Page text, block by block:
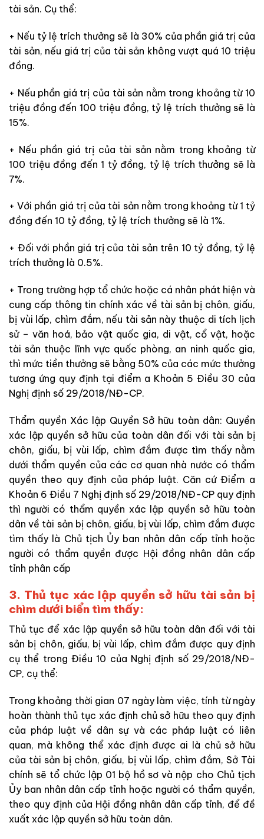
tài sản. Cụ thể:
+ Nếu tỷ lệ trích thưởng sẽ là 30% của phần giá trị của
tài sản, nếu giá trị của tài sản không vượt quá 10 triệu
đồng.
+ Nếu phần giá trị của tài sản nằm trong khoảng từ 10
triệu đồng đến 100 triệu đồng, tỷ lệ trích thưởng sẽ là
15%.
+ Nếu phần giá trị của tài sản nằm trong khoảng từ
100 triệu đồng đến 1 tỷ đồng, tỷ lệ trích thưởng sẽ là
7%.
+ Với phần giá trị của tài sản nằm trong khoảng từ 1 tỷ
đồng đến 10 tỷ đồng, tỷ lệ trích thưởng sẽ là 1%.
+ Đối với phần giá trị của tài sản trên 10 tỷ đồng, tỷ lệ
trích thưởng là 0.5%.
+ Trong trường hợp tổ chức hoặc cá nhân phát hiện và
cung cấp thông tin chính xác về tài sản bị chôn, giấu,
bị vùi lấp, chìm đắm, nếu tài sản này thuộc di tích lịch
sử – văn hoá, bảo vật quốc gia, di vật, cổ vật, hoặc
tài sản thuộc lĩnh vực quốc phòng, an ninh quốc gia,
thì mức tiền thưởng sẽ bằng 50% của các mức thưởng
tương ứng quy định tại điểm a Khoản 5 Điều 30 của
Nghị định số 29/2018/NĐ-CP.
Thẩm quyền Xác lập Quyền Sở hữu toàn dân: Quyền
xác lập quyền sở hữu của toàn dân đối với tài sản bị
chôn, giấu, bị vùi lấp, chìm đắm được tìm thấy nằm
dưới thẩm quyền của các cơ quan nhà nước có thẩm
quyền theo quy định của pháp luật. Căn cứ Điểm a
Khoản 6 Điều 7 Nghị định số 29/2018/NĐ-CP quy định
thì người có thẩm quyền xác lập quyền sở hữu toàn
dân về tài sản bị chôn, giấu, bị vùi lấp, chìm đắm được
tìm thấy là Chủ tịch Ủy ban nhân dân cấp tỉnh hoặc
người có thẩm quyền được Hội đồng nhân dân cấp
tỉnh phân cấp
3. Thủ tục xác lập quyền sở hữu tài sản bị
chìm dưới biển tìm thấy:
Thủ tục để xác lập quyền sở hữu toàn dân đối với tài
sản bị chôn, giấu, bị vùi lấp, chìm đắm được quy định
cụ thể trong Điều 10 của Nghị định số 29/2018/NĐ-
CP, cụ thể:
Trong khoảng thời gian 07 ngày làm việc, tính từ ngày
hoàn thành thủ tục xác định chủ sở hữu theo quy định
của pháp luật về dân sự và các pháp luật có liên
quan, mà không thể xác định được ai là chủ sở hữu
của tài sản bị chôn, giấu, bị vùi lấp, chìm đắm, Sở Tài
chính sẽ tổ chức lập 01 bộ hồ sơ và nộp cho Chủ tịch
Ủy ban nhân dân cấp tỉnh hoặc người có thẩm quyền,
theo quy định của Hội đồng nhân dân cấp tỉnh, để đề
xuất xác lập quyền sở hữu toàn dân.